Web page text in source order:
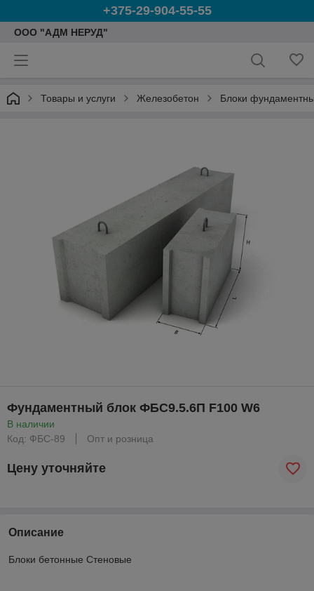
+375-29-904-55-55
ООО "АДМ НЕРУД"
Товары и услуги Железобетон Блоки
Фундаментный блок ФБС9.5.6П F100 W6
В наличии
Код: ФБС-89
Опт и розница
Цену уточняйте
Описание
Блоки бетонные Стеновые